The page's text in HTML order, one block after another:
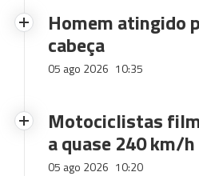
Homem atingido
cabeça
05 ago 2026 10:35
Motociclistas
a quase 240 km/
05 ago 2026 10:20